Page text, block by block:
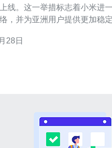
线。这一举措标志着小米进
，并为亚洲用户提供更加稳
技公司，小米一直致力于提
28日